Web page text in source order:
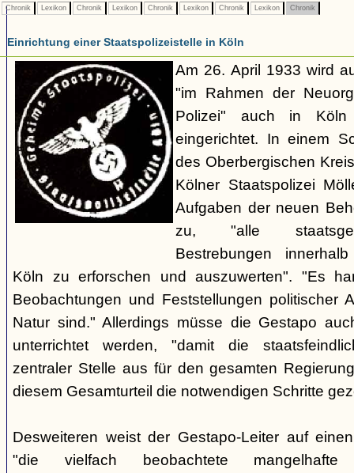
Chronik Lexikon Chronik Lexikon Chronik Lexikon Chronik Lexikon Chronik
Einrichtung einer Staatspolizeistelle in Köln
Am 26. April 1933 wird
"im Rahmen der
Polizei" auch in Köln
eingerichtet. In einem
des Oberbergischen
Kölner Staatspolizei
Aufgaben der neuen
zu, "alle
Bestrebungen
Köln zu erforschen und auszuwerten". "Es
Beobachtungen und Feststellungen politischer
Natur sind." Allerdings müsse die Gestapo
unterrichtet werden, "damit die
zentraler Stelle aus für den gesamten
diesem Gesamturteil die notwendigen Schritte
Desweiteren weist der Gestapo-Leiter auf
"die vielfach beobachtete mangelhafte